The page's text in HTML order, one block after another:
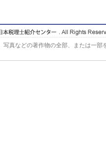
写真などの著作物の全部、または一